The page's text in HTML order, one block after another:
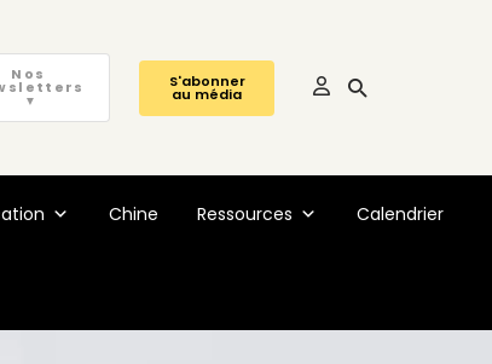
Nos
▼
S'abonner
au média
Chine Ressources Calendrier